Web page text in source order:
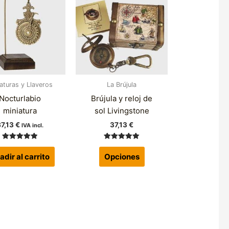
y Llaveros
Nocturlabio
miniatura
€ IVA incl.
Valorado
5.00
al carrito
La Brújula
Brújula y reloj de
sol Livingstone
37,13€
Valorado
5.00
Opciones
tiene
múltiples
variantes.
Las
opciones
se
elegir
en
de